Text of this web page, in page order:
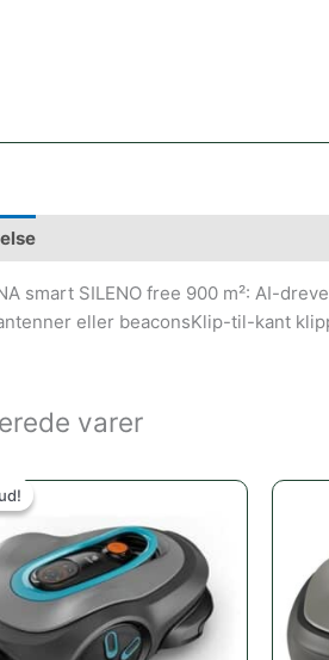
smart SILENO free 900 m²: AI-
eller beaconsKlip-til-kant
varer
oprindelige
pris
6,222.00kr..
aktuelle
er:
5,399.00kr..